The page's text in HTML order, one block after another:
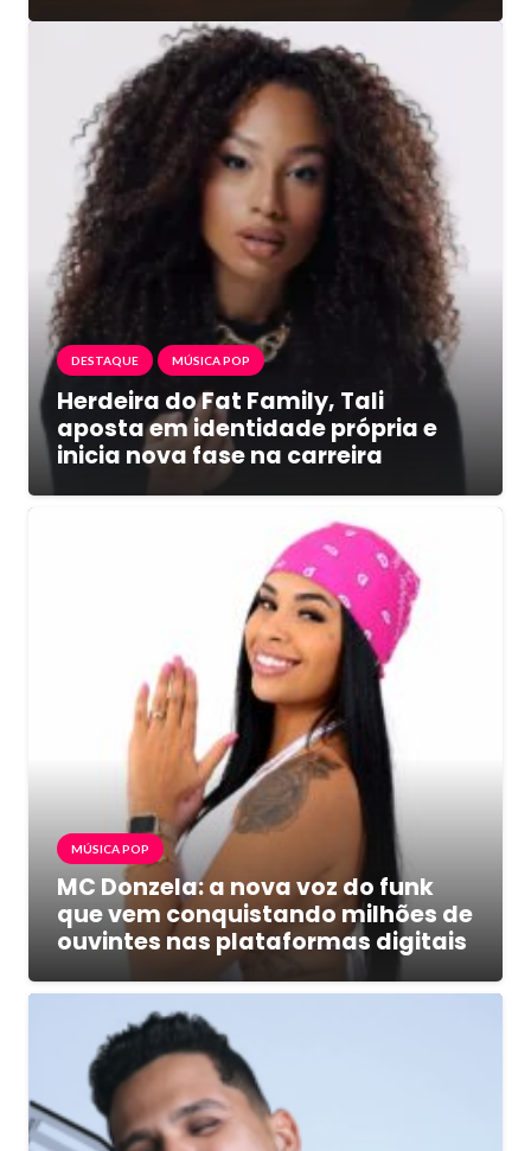
DESTAQUE MÚSICA POP
Herdeira do Fat Family, Tali
aposta em identidade própria e
inicia nova fase na carreira
MÚSICA POP
MC Donzela: a nova voz do funk
que vem conquistando milhões de
ouvintes nas plataformas digitais